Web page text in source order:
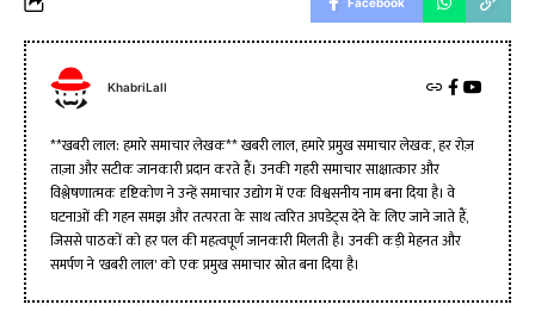
KhabriLall
**खबरी लाल: हमारे समाचार लेखक** खबरी लाल, हमारे प्रमुख समाचार लेखक, हर रोज़
ताज़ा और सटीक जानकारी प्रदान करते हैं। उनकी गहरी समाचार साक्षात्कार और
विश्लेषणात्मक दृष्टिकोण ने उन्हें समाचार उद्योग में एक विश्वसनीय नाम बना दिया है। वे
घटनाओं की गहन समझ और तत्परता के साथ त्वरित अपडेट्स देने के लिए जाने जाते हैं,
जिससे पाठकों को हर पल की महत्वपूर्ण जानकारी मिलती है। उनकी कड़ी मेहनत और
समर्पण ने 'खबरी लाल' को एक प्रमुख समाचार स्रोत बना दिया है।